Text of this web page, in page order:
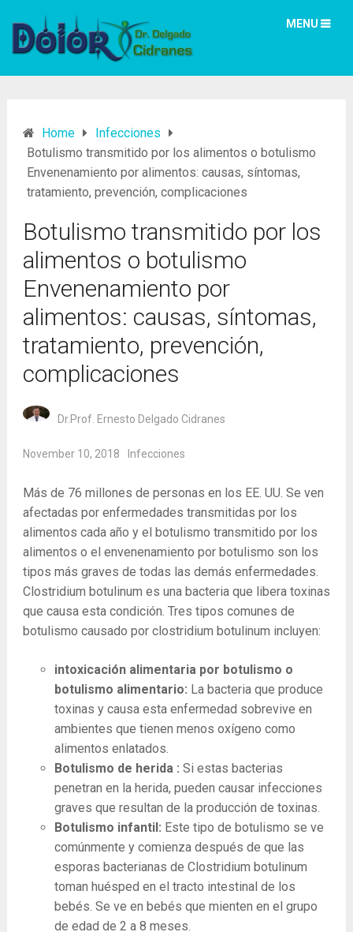
MENU
Home
Infecciones
Botulismo transmitido por los alimentos o botulismo
Envenenamiento por alimentos: causas, síntomas,
tratamiento, prevención, complicaciones
Botulismo transmitido por los
alimentos o botulismo
Envenenamiento por
alimentos: causas, síntomas,
tratamiento, prevención,
complicaciones
Dr.Prof. Ernesto Delgado Cidranes
November 10, 2018 Infecciones
Más de 76 millones de personas en los EE. UU. Se ven
afectadas por enfermedades transmitidas por los
alimentos cada año y el botulismo transmitido por los
alimentos o el envenenamiento por botulismo son los
tipos más graves de todas las demás enfermedades.
Clostridium botulinum es una bacteria que libera toxinas
que causa esta condición. Tres tipos comunes de
botulismo causado por clostridium botulinum incluyen:
intoxicación alimentaria por botulismo o
botulismo alimentario: La ​​bacteria que produce
toxinas y causa esta enfermedad sobrevive en
ambientes que tienen menos oxígeno como
alimentos enlatados.
Botulismo de herida : Si estas bacterias
penetran en la herida, pueden causar infecciones
graves que resultan de la producción de toxinas.
Botulismo infantil: Este tipo de botulismo se ve
comúnmente y comienza después de que las
esporas bacterianas de Clostridium botulinum
toman huésped en el tracto intestinal de los
bebés. Se ve en bebés que mienten en el grupo
de edad de 2 a 8 meses.